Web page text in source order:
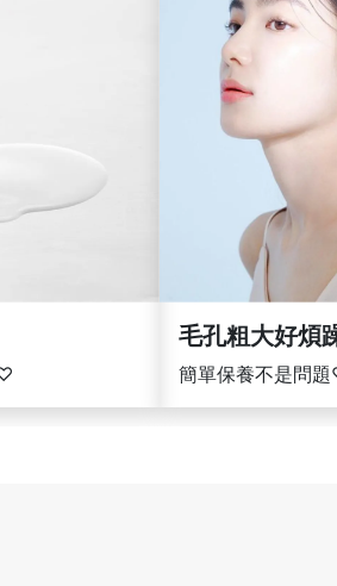
毛孔粗大好煩
簡單保養不是問